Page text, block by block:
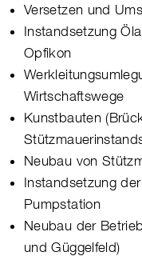
Versetzen und
Instandsetzung
Opfikon
Wirtschaftswege
Kunstbauten
Neubau von
Instandsetzung
Pumpstation
Neubau der
und Güggelfeld)